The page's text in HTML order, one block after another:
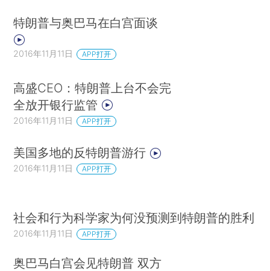
特朗普与奥巴马在白宫面谈
2016年11月11日 APP打开
高盛CEO：特朗普上台不会完
全放开银行监管
2016年11月11日 APP打开
美国多地的反特朗普游行
2016年11月11日 APP打开
社会和行为科学家为何没预测到特朗普的胜利
2016年11月11日 APP打开
奥巴马白宫会见特朗普 双方